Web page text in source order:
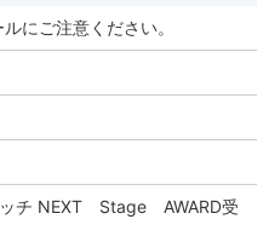
にご注意ください。
チ NEXT Stage AWARD受